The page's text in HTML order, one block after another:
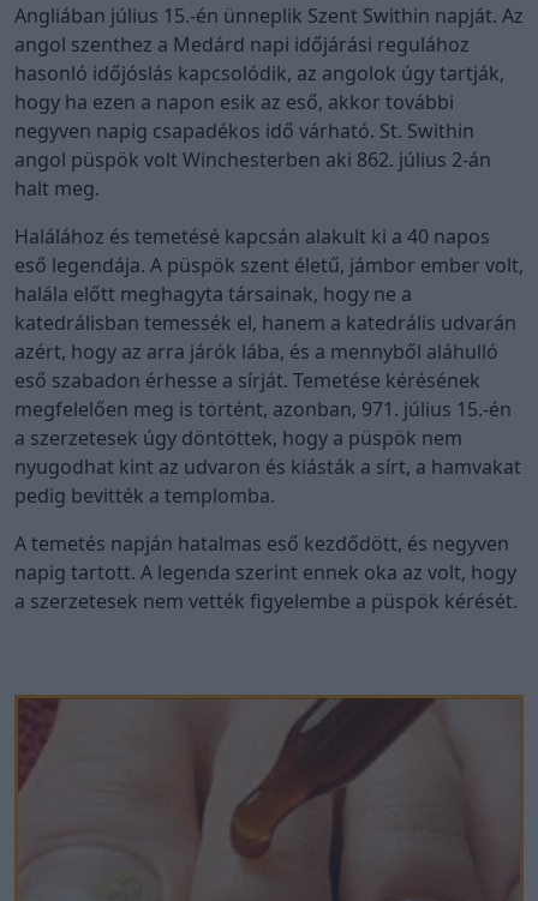
Angliában július 15.-én ünneplik Szent Swithin napját. Az
angol szenthez a Medárd napi időjárási regulához
hasonló időjóslás kapcsolódik, az angolok úgy tartják,
hogy ha ezen a napon esik az eső, akkor további
negyven napig csapadékos idő várható. St. Swithin
angol püspök volt Winchesterben aki 862. július 2-án
halt meg.
Halálához és temetésé kapcsán alakult ki a 40 napos
eső legendája. A püspök szent életű, jámbor ember volt,
halála előtt meghagyta társainak, hogy ne a
katedrálisban temessék el, hanem a katedrális udvarán
azért, hogy az arra járók lába, és a mennyből aláhulló
eső szabadon érhesse a sírját. Temetése kérésének
megfelelően meg is történt, azonban, 971. július 15.-én
a szerzetesek úgy döntöttek, hogy a püspök nem
nyugodhat kint az udvaron és kiásták a sírt, a hamvakat
pedig bevitték a templomba.
A temetés napján hatalmas eső kezdődött, és negyven
napig tartott. A legenda szerint ennek oka az volt, hogy
a szerzetesek nem vették figyelembe a püspök kérését.